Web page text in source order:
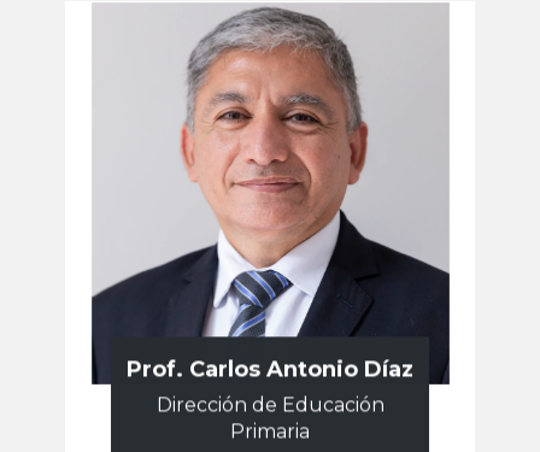
Prof. ​Carlos Antonio Díaz
Dirección de Educación
Primaria